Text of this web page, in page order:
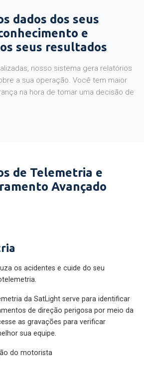
dados dos seus
e
seus resultados
nosso sistema gera relatórios
a sua operação. Você tem maior
na hora de tomar uma decisão de
de Telemetria e
Avançado
os acidentes e cuide do seu
da SatLight serve para identificar
de direção perigosa por meio da
as gravações para verificar
sua equipe.
do motorista